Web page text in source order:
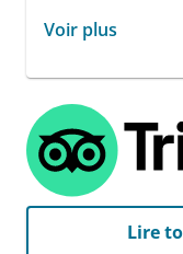
Voir plus
Lire